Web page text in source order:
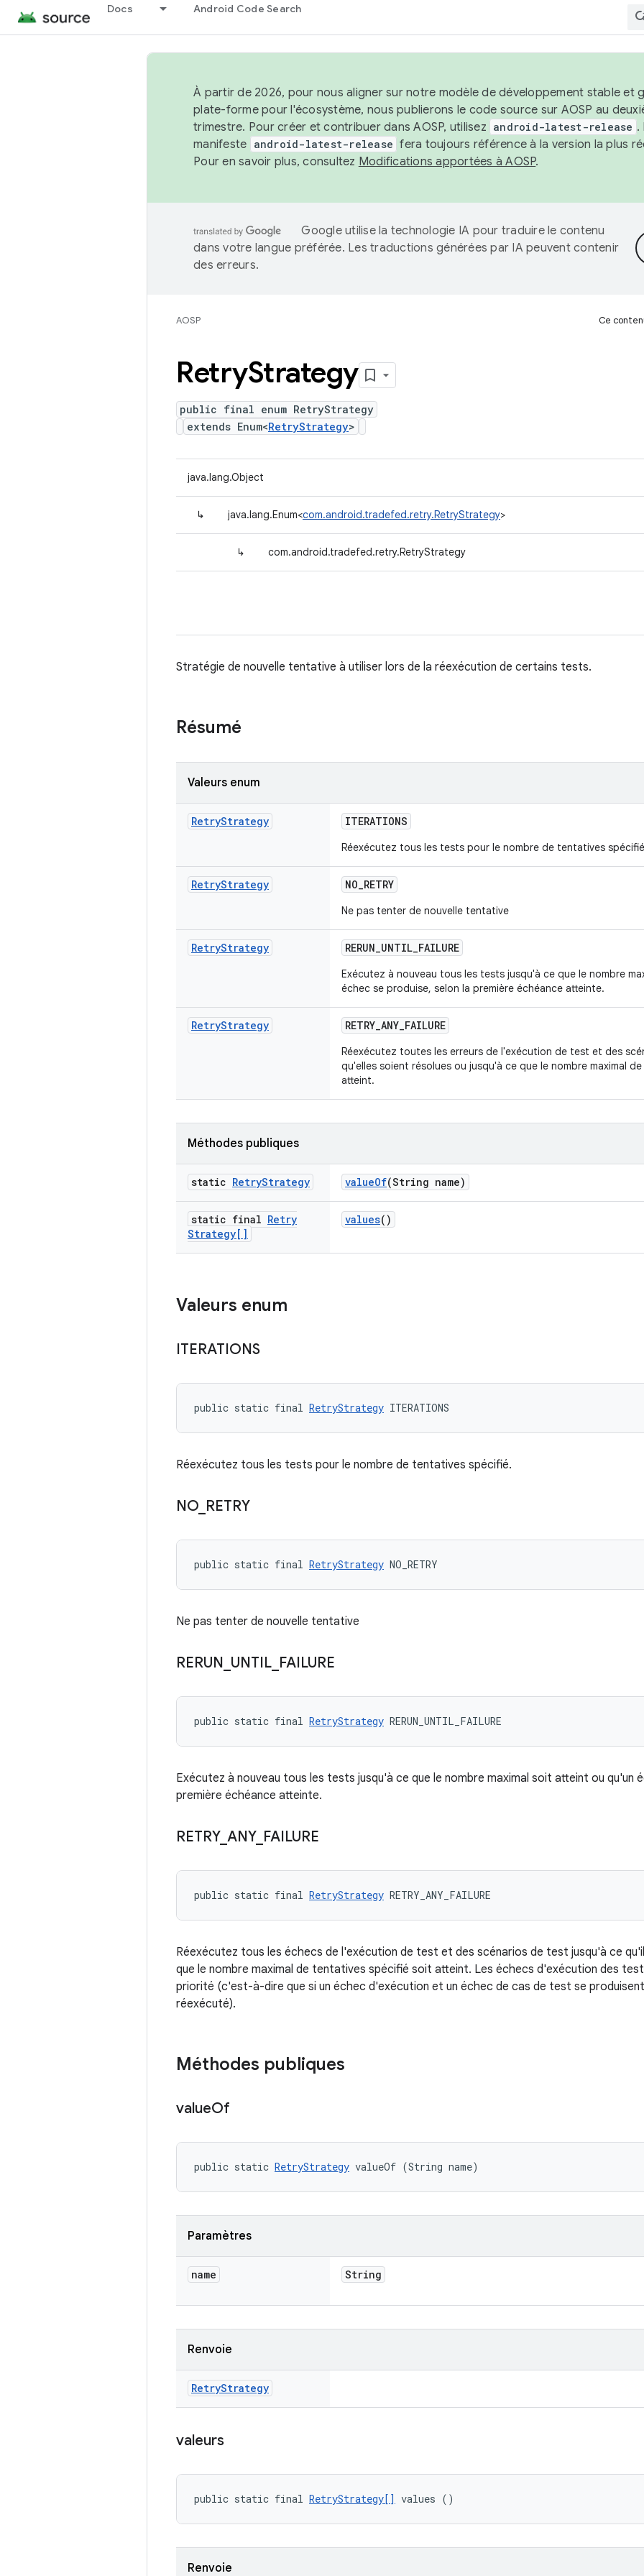
Docs Android Code Search
À partir de 2026, pour nous aligner sur notre modèle de développement stable et
plate-forme pour l'écosystème, nous publierons le code source sur AOSP au
trimestre. Pour créer et contribuer dans AOSP, utilisez android-latest-release .
manifeste android-latest-release fera toujours référence à la version la plus
Pour en savoir plus, consultez Modifications apportées à AOSP.
Google utilise la technologie IA pour traduire le contenu
dans votre langue préférée. Les traductions générées par IA peuvent contenir
des erreurs.
AOSP Ce
RetryStrategy
public final enum RetryStrategy
extends Enum<RetryStrategy>
java.lang.Object
↳ java.lang.Enum<com.android.tradefed.retry.RetryStrategy>
↳ com.android.tradefed.retry.RetryStrategy
Stratégie de nouvelle tentative à utiliser lors de la réexécution de certains tests.
Résumé
Valeurs enum
RetryStrategy ITERATIONS
Réexécutez tous les tests pour le nombre de tentatives
RetryStrategy NO_RETRY
Ne pas tenter de nouvelle tentative
RetryStrategy RERUN_UNTIL_FAILURE
Exécutez à nouveau tous les tests jusqu'à ce que le nombre
échec se produise, selon la première échéance atteinte.
RetryStrategy RETRY_ANY_FAILURE
Réexécutez toutes les erreurs de l'exécution de test et des
qu'elles soient résolues ou jusqu'à ce que le nombre maximal
atteint.
Méthodes publiques
static RetryStrategy valueOf(String name)
static final Retry
Strategy[]
values()
Valeurs enum
ITERATIONS
public static final RetryStrategy ITERATIONS
Réexécutez tous les tests pour le nombre de tentatives spécifié.
NO RETRY
public static final RetryStrategy NO_RETRY
Ne pas tenter de nouvelle tentative
RERUN UNTIL FAILURE
public static final RetryStrategy RERUN_UNTIL_FAILURE
Exécutez à nouveau tous les tests jusqu'à ce que le nombre maximal soit atteint ou qu'un
première échéance atteinte.
RETRY_ ANY_ FAILURE
public static final RetryStrategy RETRY_ANY_FAILURE
Réexécutez tous les échecs de l'exécution de test et des scénarios de test jusqu'à ce
que le nombre maximal de tentatives spécifié soit atteint. Les échecs d'exécution des
priorité (c'est-à-dire que si un échec d'exécution et un échec de cas de test se
réexécuté).
Méthodes publiques
valueOf
public static RetryStrategy valueOf (String name)
Paramètres
name String
Renvoie
RetryStrategy
valeurs
public static final RetryStrategy[] values ()
Renvoie